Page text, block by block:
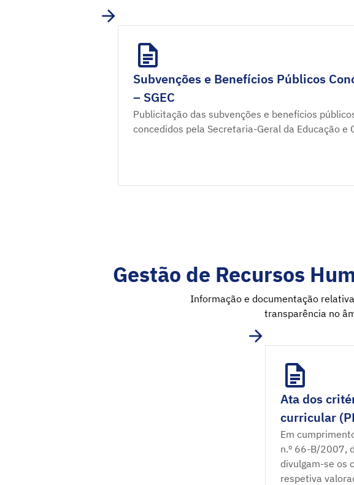
Subvenções e Benefícios Públicos
– SGEC
Publicitação das subvenções e benefícios
concedidos pela Secretaria-Geral da Educação e
Gestão de Recursos
Informação e documentação
transparência no
Ata dos
curricular
Em
n.º 66-B/2007,
divulgam-se os
respetiva